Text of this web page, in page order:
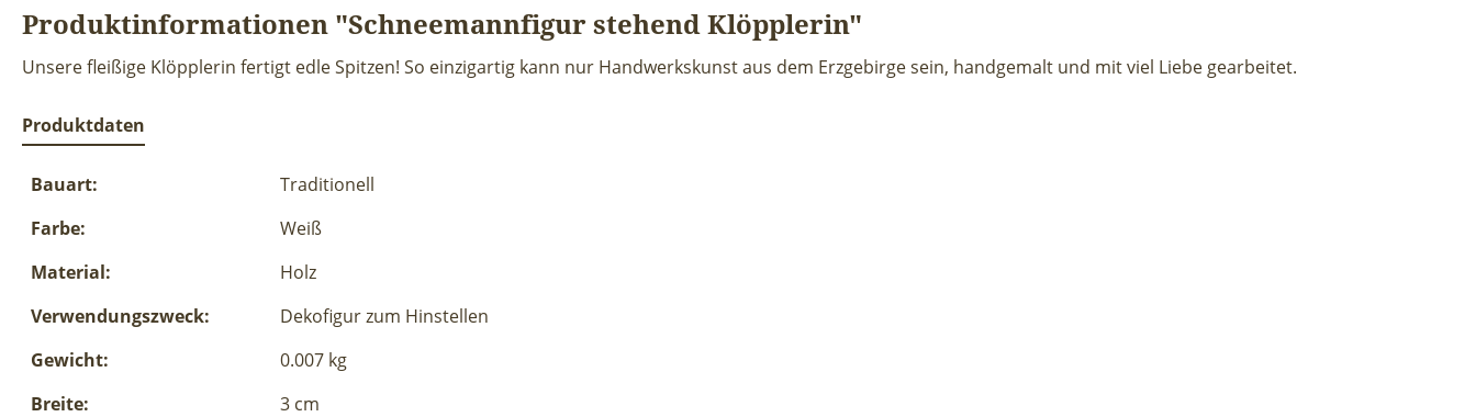
Produktinformationen "Schneemannfigur stehend Klöpplerin"
Unsere fleißige Klöpplerin fertigt edle Spitzen! So einzigartig kann nur Handwerkskunst aus dem Erzgebirge sein, handgemalt und mit viel Liebe gearbeitet.
Produktdaten
Bauart:
Traditionell
Farbe:
Weiß
Material:
Holz
Verwendungszweck:
Dekofigur zum Hinstellen
Gewicht:
0.007 kg
Breite:
3 cm